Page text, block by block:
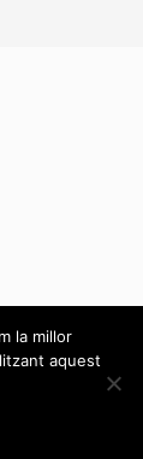
la millor
aquest